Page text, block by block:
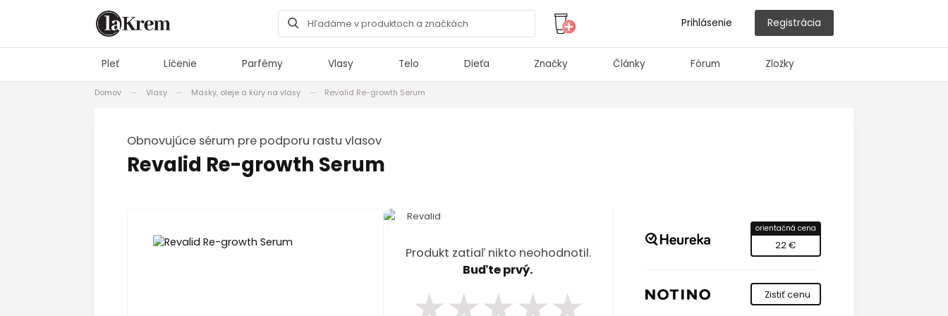
Prihlásenie Registrácia
Pleť Líčenie Parfémy Vlasy Telo Dieťa Značky Články Fórum Zložky
Domov Vlasy Masky, oleje a kúry na vlasy Revalid Re-growth Serum
Obnovujúce sérum pre podporu rastu vlasov
Revalid Re-growth Serum
Revalid
Produkt zatiaľ nikto neohodnotil.
Buďte prvý.
orientačná cena
22 €
Zistiť cenu